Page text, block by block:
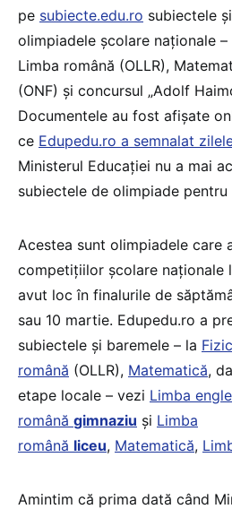
pe subiecte.edu.ro subiectele
olimpiadele școlare naționale
Limba română (OLLR),
(ONF) și concursul „Adolf
Documentele au fost afișate
ce Edupedu.ro a semnalat
Ministerul Educației nu a mai
subiectele de olimpiade pentru
Acestea sunt olimpiadele care
competițiilor școlare naționale
avut loc în finalurile de
sau 10 martie. Edupedu.ro a
subiectele și baremele – la
română (OLLR), Matematică,
etape locale – vezi Limba
română gimnaziu și Limba
română liceu, Matematică,
Amintim că prima dată când